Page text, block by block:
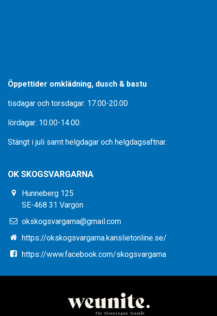
Öppettider omklädning, dusch & bastu
tisdagar och torsdagar: 17.00-20.00
lördagar: 10.00-14.00.
Stängt i juli samt helgdagar och helgdagsaftnar.
OK SKOGSVARGARNA
Hunneberg 125
SE-468 31 Vargön
okskogsvargarna@gmail.com
https://okskogsvargarna.kanslietonline.se/
https://www.facebook.com/skogsvargarna